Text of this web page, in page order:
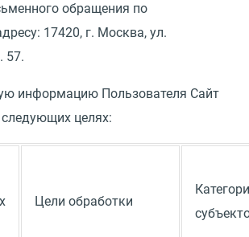
обращения по
17420, г. Москва, ул.
57.
информацию Пользователя Сайт
целях:
Цели обработки